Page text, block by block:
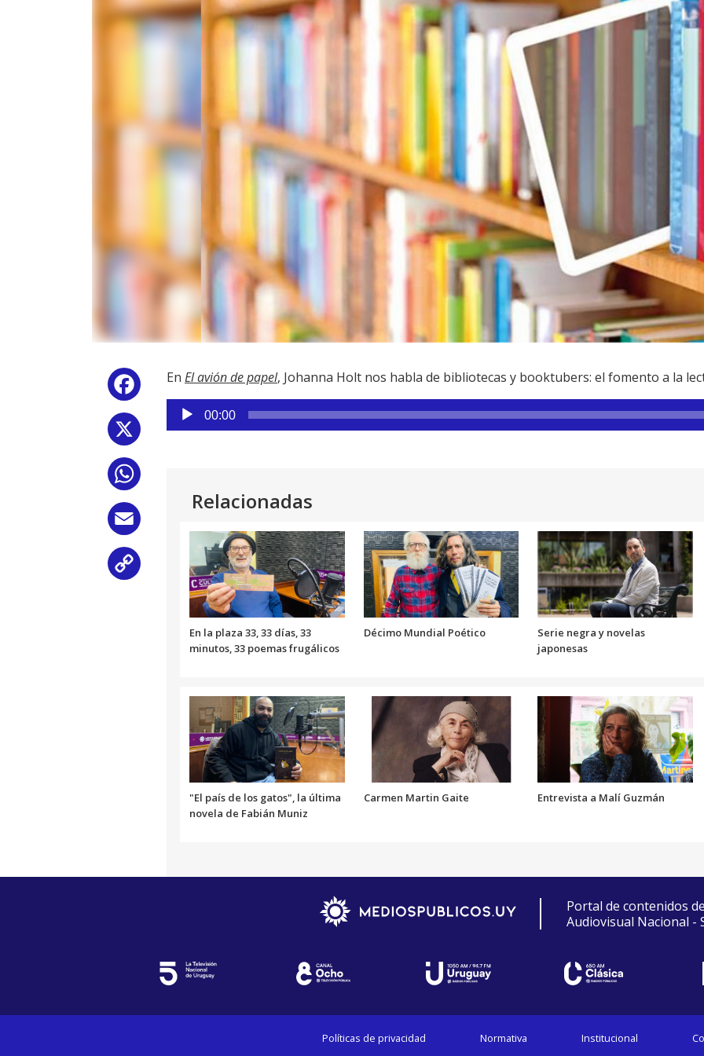
Facebook
En El avión de papel, Johanna Holt nos habla de bibliotecas y booktubers: el fomento a la
Reproductor
de
00:00
Relacionadas
En la plaza 33, 33 días, 33
minutos, 33 poemas frugálicos
Décimo Mundial Poético
Serie negra y novelas
japonesas
"El país de los gatos", la última
novela de Fabián Muniz
Carmen Martin Gaite Entrevista a Malí Guzmán
Portal de contenidos
Audiovisual Nacional -
Políticas de privacidad Normativa Institucional